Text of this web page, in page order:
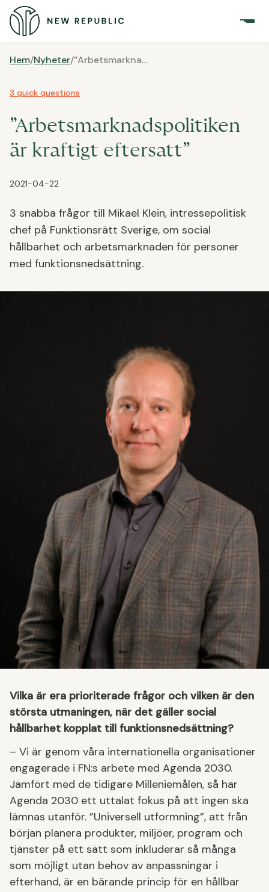
Hem/Nyheter/ ”Arbetsmarknadspolitiken är kraftigt eftersatt”
3 quick questions
”Arbetsmarknadspolitiken
är kraftigt eftersatt”
2021-04-22
3 snabba frågor till Mikael Klein, intressepolitisk
chef på Funktionsrätt Sverige, om social
hållbarhet och arbetsmarknaden för personer
med funktionsnedsättning.
Vilka är era prioriterade frågor och vilken är den
största utmaningen, när det gäller social
hållbarhet kopplat till funktionsnedsättning?
– Vi är genom våra internationella organisationer
engagerade i FN:s arbete med Agenda 2030.
Jämfört med de tidigare Milleniemålen, så har
Agenda 2030 ett uttalat fokus på att ingen ska
lämnas utanför. ”Universell utformning”, att från
början planera produkter, miljöer, program och
tjänster på ett sätt som inkluderar så många
som möjligt utan behov av anpassningar i
efterhand, är en bärande princip för en hållbar